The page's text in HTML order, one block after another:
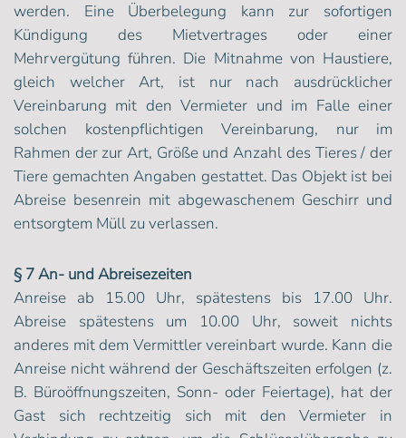
werden. Eine Überbelegung kann zur sofortigen
Kündigung des Mietvertrages oder einer
Mehrvergütung führen. Die Mitnahme von Haustiere,
gleich welcher Art, ist nur nach ausdrücklicher
Vereinbarung mit den Vermieter und im Falle einer
solchen kostenpflichtigen Vereinbarung, nur im
Rahmen der zur Art, Größe und Anzahl des Tieres / der
Tiere gemachten Angaben gestattet. Das Objekt ist bei
Abreise besenrein mit abgewaschenem Geschirr und
entsorgtem Müll zu verlassen.
§ 7 An- und Abreisezeiten
Anreise ab 15.00 Uhr, spätestens bis 17.00 Uhr.
Abreise spätestens um 10.00 Uhr, soweit nichts
anderes mit dem Vermittler vereinbart wurde. Kann die
Anreise nicht während der Geschäftszeiten erfolgen (z.
B. Büroöffnungszeiten, Sonn- oder Feiertage), hat der
Gast sich rechtzeitig sich mit den Vermieter in